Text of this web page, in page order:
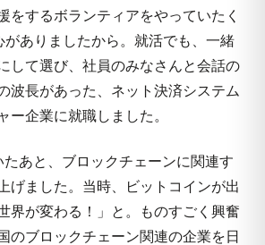
をするボランティアをやっていたく
がありましたから。就活でも、一緒
して選び、社員のみなさんと会話の
波長があった、ネット決済システム
ー企業に就職しました。
あと、ブロックチェーンに関連す
げました。当時、ビットコインが出
界が変わる！」と。ものすごく興奮
のブロックチェーン関連の企業を日